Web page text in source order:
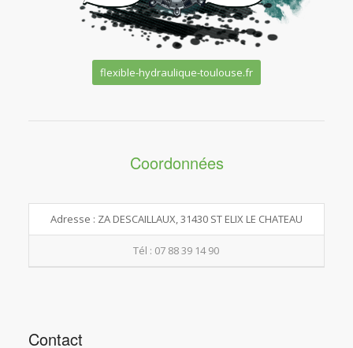
flexible-hydraulique-toulouse.fr
Coordonnées
Adresse : ZA DESCAILLAUX, 31430 ST ELIX LE CHATEAU
Tél : 07 88 39 14 90
Contact